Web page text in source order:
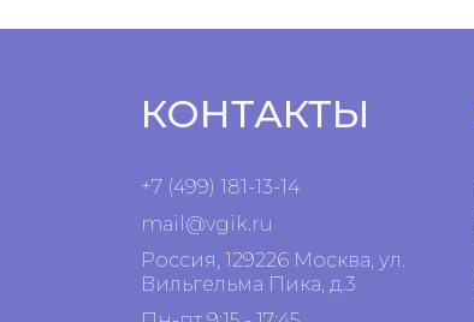
КОНТАКТЫ
+7 (499) 181-13-14
mail@vgik.ru
Россия, 129226 Москва, ул.
Вильгельма Пика, д.3